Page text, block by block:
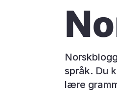
språk. Du
lære